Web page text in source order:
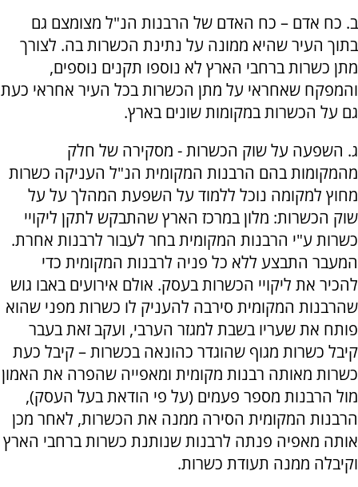
ב. כח אדם – כח האדם של הרבנות הנ"ל מצומצם גם
בתוך העיר שהיא ממונה על נתינת הכשרות בה. לצורך
מתן כשרות ברחבי הארץ לא נוספו תקנים נוספים,
והמפקח שאחראי על מתן הכשרות בכל העיר אחראי כעת
גם על הכשרות במקומות שונים בארץ.
ג. השפעה על שוק הכשרות - מסקירה של חלק
מהמקומות בהם הרבנות המקומית הנ"ל העניקה כשרות
מחוץ למקומה נוכל ללמוד על השפעת המהלך על על
שוק הכשרות: מלון במרכז הארץ שהתבקש לתקן ליקויי
כשרות ע"י הרבנות המקומית בחר לעבור לרבנות אחרת.
המעבר התבצע ללא כל פניה לרבנות המקומית כדי
להכיר את ליקויי הכשרות בעסק. אולם אירועים באבו גוש
שהרבנות המקומית סירבה להעניק לו כשרות מפני שהוא
פותח את שעריו בשבת למגזר הערבי, ועקב זאת בעבר
קיבל כשרות מגוף שהוגדר כהונאה בכשרות – קיבל כעת
כשרות מאותה רבנות מקומית ומאפייה שהפרה את האמון
מול הרבנות מספר פעמים (על פי הודאת בעל העסק),
הרבנות המקומית הסירה ממנה את הכשרות, לאחר מכן
אותה מאפיה פנתה לרבנות שנותנת כשרות ברחבי הארץ
וקיבלה ממנה תעודת כשרות.